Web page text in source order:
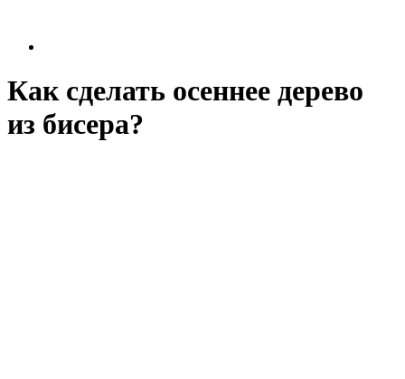
Как сделать осеннее дерево
из бисера?